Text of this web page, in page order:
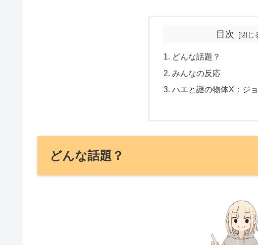
目次
どんな話題？
みんなの反応
ハエと謎の物体X：ジ
どんな話題？